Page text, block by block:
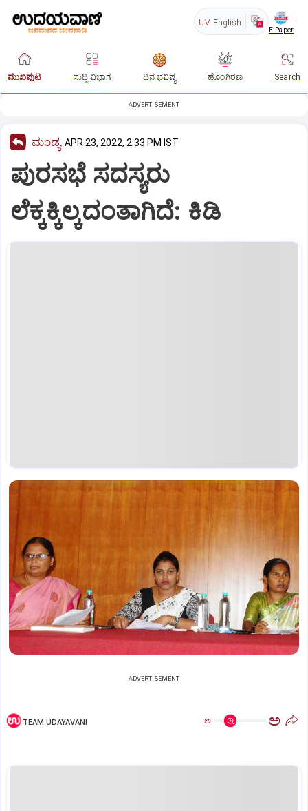
UV English
E-Paper
ಮುಖಪುಟ ಸುದ್ದಿ ವಿಭಾಗ ದಿನ ಭವಿಷ್ಯ ಹೊಂಗಿರಣ Search
ADVERTISEMENT
ಮಂಡ್ಯ APR 23, 2022, 2:33 PM IST
ಪುರಸಭೆ ಸದಸ್ಯರು
ಲೆಕ್ಕಕ್ಕಿಲ್ಕದಂತಾಗಿದೆ: ಕಿಡಿ
ADVERTISEMENT
TEAM UDAYAVANI ಅ ಅ